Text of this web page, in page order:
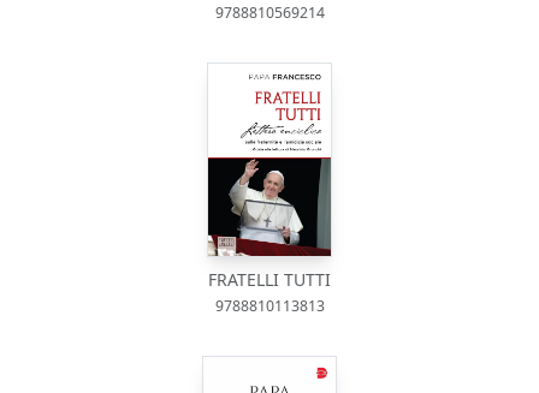
9788810569214
FRATELLI TUTTI
9788810113813